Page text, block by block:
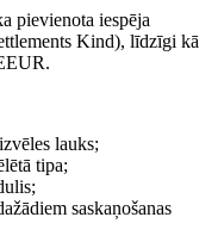
pievienota iespēja
Kind), līdzīgi kā
lauks;
tipa;
saskaņošanas